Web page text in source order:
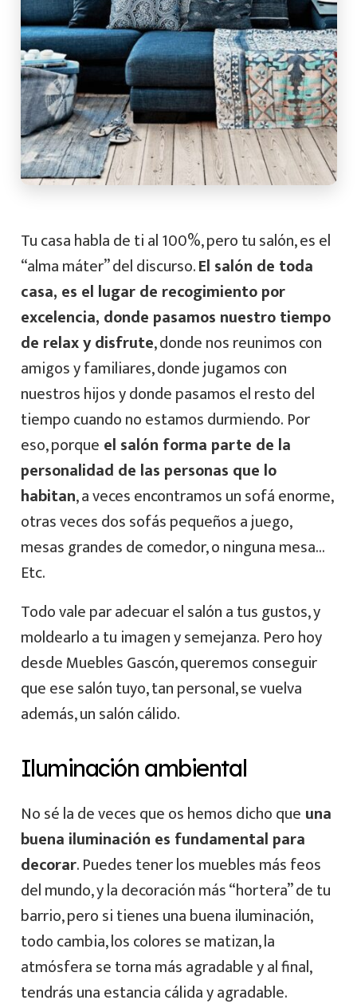
Tu casa habla de ti al 100%, pero tu salón, es el
“alma máter” del discurso.El salón de toda
casa, es el lugar de recogimiento por
excelencia, donde pasamos nuestro tiempo
de relax y disfrute, donde nos reunimos con
amigos y familiares, donde jugamos con
nuestros hijos y donde pasamos el resto del
tiempo cuando no estamos durmiendo. Por
eso, porque el salón forma parte de la
personalidad de las personas que lo
habitan, a veces encontramos un sofá enorme,
otras veces dos sofás pequeños a juego,
mesas grandes de comedor, o ninguna mesa…
Etc.
Todo vale par adecuar el salón a tus gustos, y
moldearlo a tu imagen y semejanza. Pero hoy
desde Muebles Gascón, queremos conseguir
que ese salón tuyo, tan personal, se vuelva
además, un salón cálido.
Iluminación ambiental
No sé la de veces que os hemos dicho que una
buena iluminación es fundamental para
decorar. Puedes tener los muebles más feos
del mundo, y la decoración más “hortera” de tu
barrio, pero si tienes una buena iluminación,
todo cambia, los colores se matizan, la
atmósfera se torna más agradable y al final,
tendrás una estancia cálida y agradable.